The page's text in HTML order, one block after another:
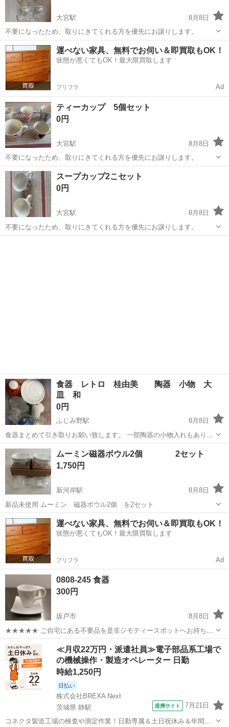
大宮駅
8月8日
不要になったため、取りにきてくれる方を優先にお譲りします。
埼玉 さいたま市 大宮駅 食器
運べない家具、無料でお伺い＆即買取もOK！
状態が悪くてもOK！最大限買取します
プリフラ Ad
ティーカップ 5個セット
0円
大宮駅
8月8日
不要になったため、取りにきてくれる方を優先にお譲りします。
埼玉 さいたま市 大宮駅
スープカップ2こセット
0円
大宮駅
8月8日
不要になったため、取りにきてくれる方を優先にお譲りします。
食器 レトロ 桂由美 陶器 小物 大
皿 和
0円
ふじみ野駅
8月8日
食器まとめて引き取りお願い致します。 一部陶器の小物入れもありま
す。 全体的にレトロな物が多いです。 蓋割れてますが、プラケースご
と 引き取りお願い致します。
埼玉 ふじみ野市 ふじみ野駅 食器
ムーミン磁器ボウル2個 2セット
1,750円
新河岸駅
8月8日
新品未使用 ムーミン 磁器ボウル2個 を2セット
埼玉 川越市 新河岸駅 食器
運べない家具、無料でお伺い＆即買取もOK！
状態が悪くてもOK！最大限買取します
プリフラ Ad
0808-245 食器
300円
坂戸市
8月8日
★★★★★ ご自宅にある不要品を是非ジモティースポットへお持ち込
みしませんか？ 家電、趣味・スポーツ・レジャー用品、こども用品、
衣料服飾品、生活雑貨、家具、本、CD・DVDなどが無料でまとめて持
ち込めます！ ※詳細はこ...
埼玉 坂戸市 食器 スポット
≪月収22万円・派遣社員≫電子部品系工場で
の機械操作・製造オペレーター 日勤
時給1,250円
日払い
株式会社BREXA Next
茨城県 静駅
提携サイト 7月21日
コネクタ製造工場の検査や測定作業！日勤専属＆土日祝休み＆年間休